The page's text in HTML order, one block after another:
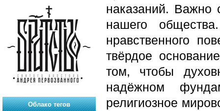
наказаний. Важно
нашего
нравственного
твёрдое
том, чтобы
надёжном
религиозное
Облако тегов